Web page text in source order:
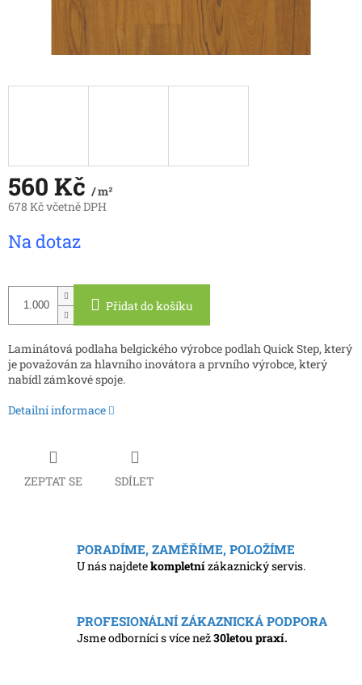
560 Kč / m²
678 Kč včetně DPH
cena:
Na dotaz
Přidat do košíku
Laminátová podlaha belgického výrobce podlah Quick Step, který
je považován za hlavního inovátora a prvního výrobce, který
nabídl zámkové spoje.
Detailní informace
ZEPTAT SE SDÍLET
PORADÍME, ZAMĚŘÍME, POLOŽÍME
U nás najdetekompletnízákaznický servis.
PROFESIONÁLNÍ ZÁKAZNICKÁ PODPORA
Jsme odborníci s více než30letou praxí.